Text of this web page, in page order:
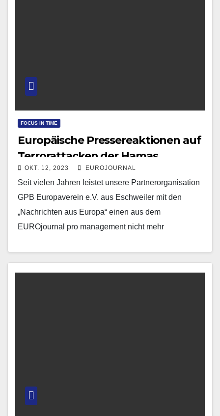
FOCUS IN TIME
Europäische Pressereaktionen auf
Terrorattacken der Hamas
OKT. 12, 2023 EUROJOURNAL
Seit vielen Jahren leistet unsere Partnerorganisation
GPB Europaverein e.V. aus Eschweiler mit den
„Nachrichten aus Europa“ einen aus dem
EUROjournal pro management nicht mehr